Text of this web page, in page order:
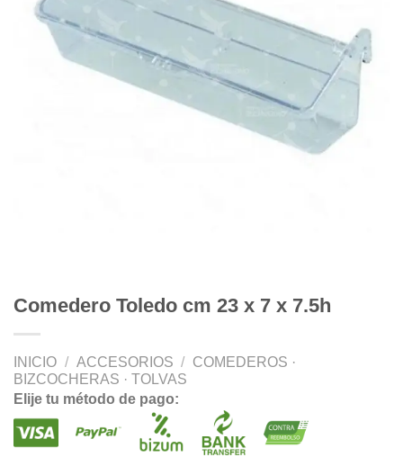
Comedero Toledo cm 23 x 7 x 7.5h
INICIO / ACCESORIOS / COMEDEROS ·
BIZCOCHERAS · TOLVAS
Elije tu método de pago: